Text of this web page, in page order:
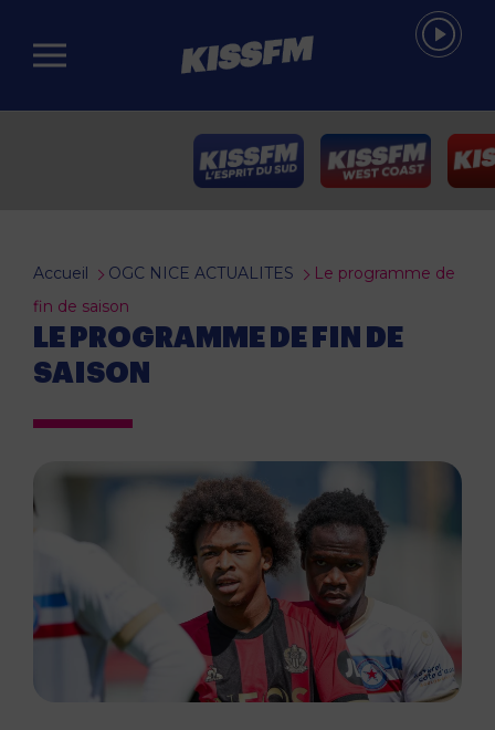
Passer au contenu principal
Accueil OGC NICE ACTUALITES
Le programme de
fin de saison
LE PROGRAMME DE FIN DE
SAISON